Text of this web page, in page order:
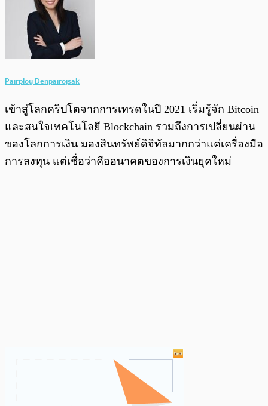
Pairploy Denpairojsak
เข้าสู่โลกคริปโตจากการเทรดในปี 2021 เริ่มรู้จัก Bitcoin
และสนใจเทคโนโลยี Blockchain รวมถึงการเปลี่ยนผ่าน
ของโลกการเงิน มองสินทรัพย์ดิจิทัลมากกว่าแค่เครื่องมือ
การลงทุน แต่เชื่อว่าคืออนาคตของการเงินยุคใหม่